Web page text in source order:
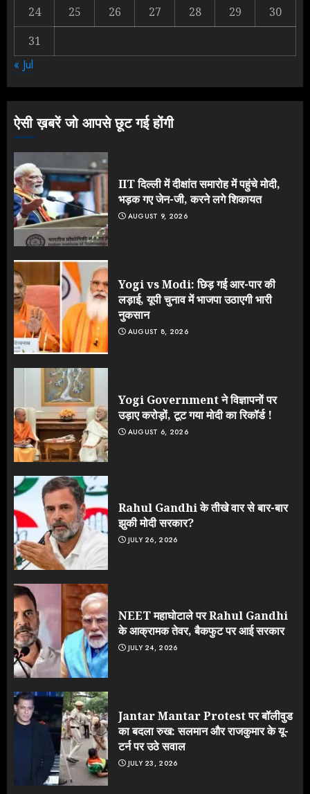
3
Yogi Government ने विज्ञापनों पर
24
25 26 27 28 29
30
31
« Jul
ऐसी ख़बरें जो आपसे छूट गई होंगी
IIT दिल्ली में दीक्षांत समारोह में पहुंचे मोदी,
भड़क गए जेन-जी, करने लगे शिकायत
AUGUST 9, 2026
Yogi vs Modi: छिड़ गई आर-पार की
लड़ाई, यूपी चुनाव में भाजपा उठाएगी भारी
नुकसान
AUGUST 8, 2026
Yogi Government ने विज्ञापनों पर
उड़ाए करोड़ों, टूट गया मोदी का रिकॉर्ड !
AUGUST 6, 2026
Rahul Gandhi के तीखे वार से बार-बार
झुकी मोदी सरकार?
JULY 26, 2026
NEET महाघोटाले पर Rahul Gandhi
के आक्रामक तेवर, बैकफुट पर आई सरकार
JULY 24, 2026
Jantar Mantar Protest पर बॉलीवुड
का बदला रुख: सलमान और राजकुमार के यू-
टर्न पर उठे सवाल
JULY 23, 2026